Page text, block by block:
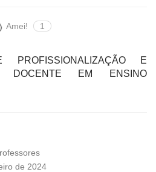
Amei! 1
PROFISSIONALIZAÇÃO E
DOCENTE EM ENSINO
de 2024